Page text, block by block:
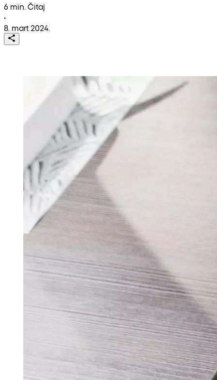
6 min. Čitaj
•
8. mart 2024.